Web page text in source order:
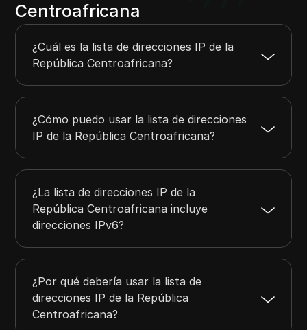
Centroafricana
¿Cuál es la lista de direcciones IP de la
República Centroafricana?
¿Cómo puedo usar la lista de direcciones
IP de la República Centroafricana?
¿La lista de direcciones IP de la
República Centroafricana incluye
direcciones IPv6?
¿Por qué debería usar la lista de
direcciones IP de la República
Centroafricana?